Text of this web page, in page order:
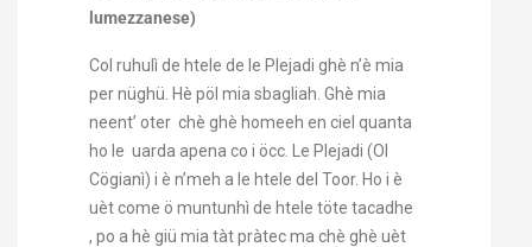
lumezzanese)
Col ruhulì de htele de le Plejadi ghè n’è mia
per nüghü. Hè pöl mia sbagliah. Ghè mia
neent’ oter chè ghè homeeh en ciel quanta
ho le uarda apena co i öcc. Le Plejadi (Ol
Cögianì) i è n’meh a le htele del Toor. Ho i è
uèt come ö muntunhì de htele töte tacadhe
, po a hè giü mia tàt pràtec ma chè ghè uèt